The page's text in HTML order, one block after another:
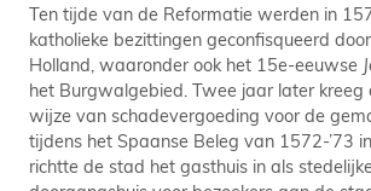
Ten tijde van de Reformatie werden in
katholieke bezittingen geconfisqueerd
Holland, waaronder ook het 15e-eeuwse
het Burgwalgebied. Twee jaar later kreeg
wijze van schadevergoeding voor de
tijdens het Spaanse Beleg van 1572-’73
richtte de stad het gasthuis in als